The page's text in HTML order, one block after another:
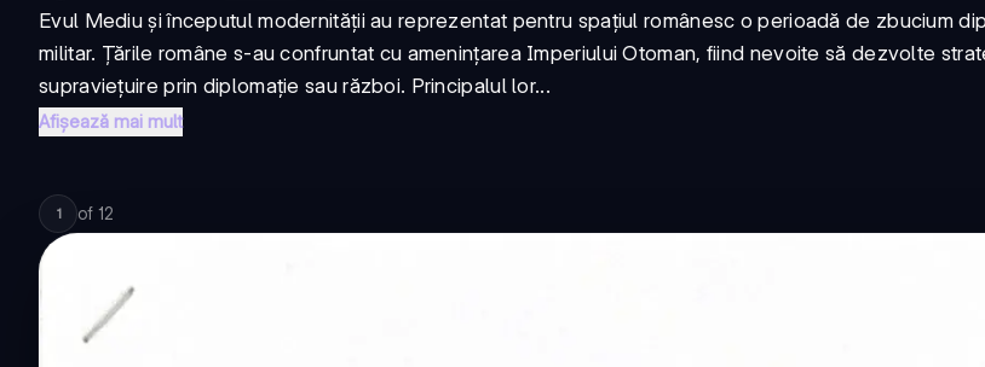
Evul Mediu și începutul modernității au reprezentat pentru spațiul românesc o perioadă de zbucium
militar. Țările române s-au confruntat cu amenințarea Imperiului Otoman, fiind nevoite să dezvolte
supraviețuire prin diplomație sau război. Principalul lor...
Afișează mai mult
1 of 12